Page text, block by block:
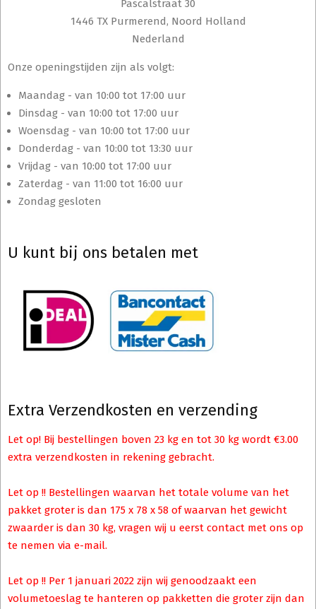
Pascalstraat 30
1446 TX Purmerend, Noord Holland
Nederland
Onze openingstijden zijn als volgt:
Maandag - van 10:00 tot 17:00 uur
Dinsdag - van 10:00 tot 17:00 uur
Woensdag - van 10:00 tot 17:00 uur
Donderdag - van 10:00 tot 13:30 uur
Vrijdag - van 10:00 tot 17:00 uur
Zaterdag - van 11:00 tot 16:00 uur
Zondag gesloten
U kunt bij ons betalen met
Extra Verzendkosten en verzending
Let op! Bij bestellingen boven 23 kg en tot 30 kg wordt €3.00
extra verzendkosten in rekening gebracht.
Let op !! Bestellingen waarvan het totale volume van het
pakket groter is dan 175 x 78 x 58 of waarvan het gewicht
zwaarder is dan 30 kg, vragen wij u eerst contact met ons op
te nemen via e-mail.
Let op !! Per 1 januari 2022 zijn wij genoodzaakt een
volumetoeslag te hanteren op pakketten die groter zijn dan